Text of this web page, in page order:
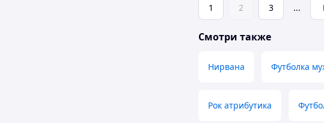
1 2 3 ...
Смотри также
Нирвана Футболка
Рок атрибутика